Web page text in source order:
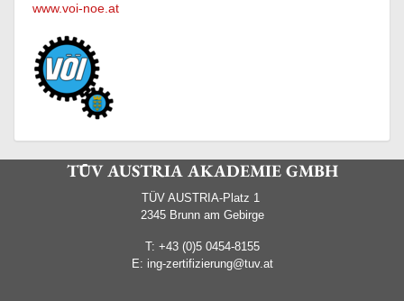
www.voi-noe.at
TÜV AUSTRIA AKADEMIE GMBH
TÜV AUSTRIA-Platz 1
2345 Brunn am Gebirge
T: +43 (0)5 0454-8155
E: ing-zertifizierung@tuv.at